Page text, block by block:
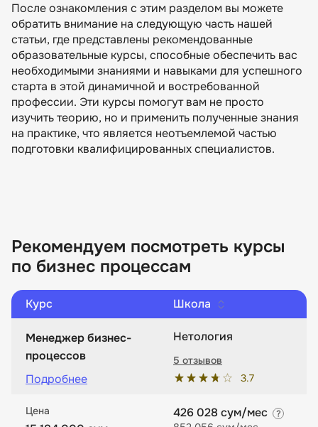
После ознакомления с этим разделом вы можете
обратить внимание на следующую часть нашей
статьи, где представлены рекомендованные
образовательные курсы, способные обеспечить вас
необходимыми знаниями и навыками для успешного
старта в этой динамичной и востребованной
профессии. Эти курсы помогут вам не просто
изучить теорию, но и применить полученные знания
на практике, что является неотъемлемой частью
подготовки квалифицированных специалистов.
Рекомендуем посмотреть курсы
по бизнес процессам
Курс Школа
Менеджер бизнес-
процессов
Подробнее
Нетология
3.7
5 отзывов
Цена 426 028 сум/мес